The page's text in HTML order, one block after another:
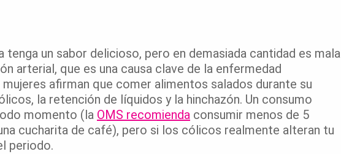
tenga un sabor delicioso, pero en demasiada cantidad es mala
arterial, que es una causa clave de la enfermedad
afirman que comer alimentos salados durante su
la retención de líquidos y la hinchazón. Un consumo
momento (la OMS recomienda consumir menos de 5
cucharita de café), pero si los cólicos realmente alteran tu
periodo.